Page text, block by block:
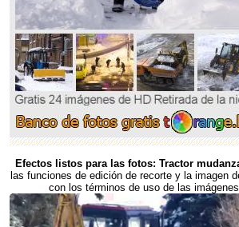
Efectos listos para las fotos: Tractor
las funciones de edición de recorte y la imagen
con los términos de uso de las imágenes.